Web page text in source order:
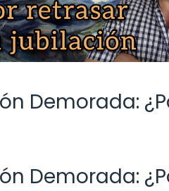
Demorada:
Demorada: